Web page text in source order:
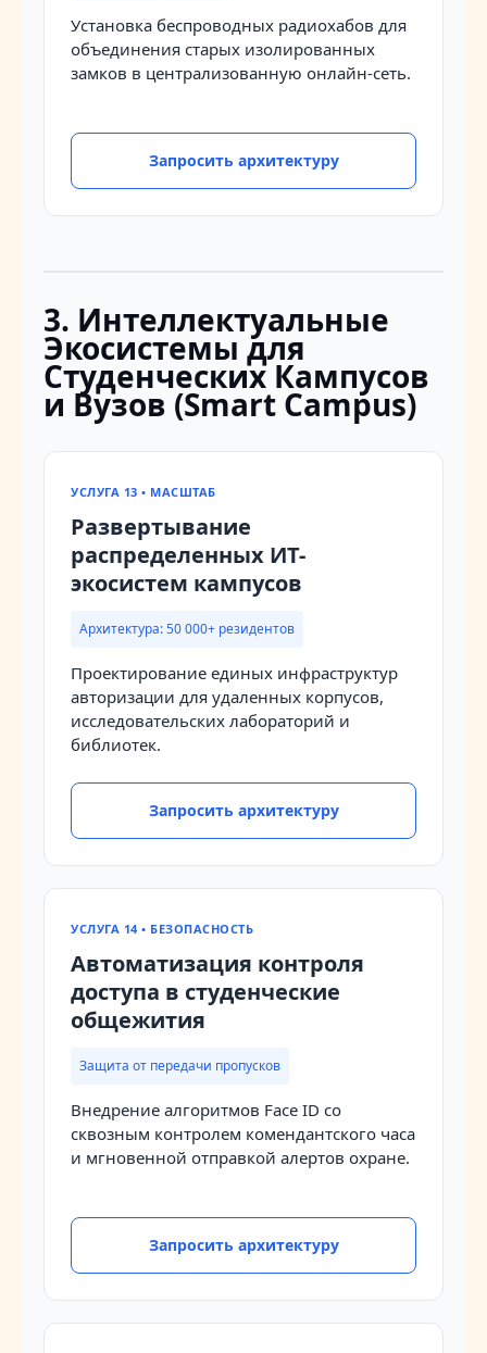
Установка беспроводных радиохабов для
объединения старых изолированных
замков в централизованную онлайн-сеть.
Запросить архитектуру
3. Интеллектуальные
Экосистемы для
Студенческих Кампусов
и Вузов (Smart Campus)
УСЛУГА 13 • МАСШТАБ
Развертывание
распределенных ИТ-
экосистем кампусов
Архитектура: 50 000+ резидентов
Проектирование единых инфраструктур
авторизации для удаленных корпусов,
исследовательских лабораторий и
библиотек.
Запросить архитектуру
УСЛУГА 14 • БЕЗОПАСНОСТЬ
Автоматизация контроля
доступа в студенческие
общежития
Защита от передачи пропусков
Внедрение алгоритмов Face ID со
сквозным контролем комендантского часа
и мгновенной отправкой алертов охране.
Запросить архитектуру